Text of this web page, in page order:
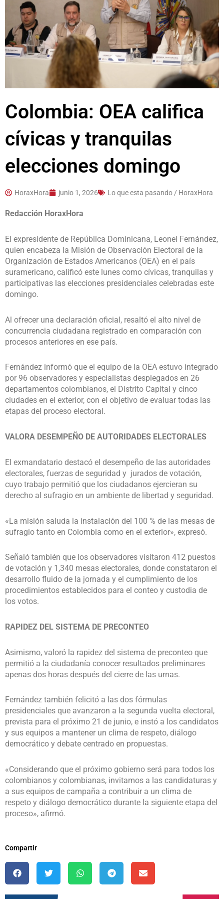
Colombia: OEA califica
cívicas y tranquilas
elecciones domingo
HoraxHora junio 1, 2026 Lo que esta pasando / HoraxHora
Redacción HoraxHora
El expresidente de República Dominicana, Leonel Fernández,
quien encabeza la Misión de Observación Electoral de la
Organización de Estados Americanos (OEA) en el país
suramericano, calificó este lunes como cívicas, tranquilas y
participativas las elecciones presidenciales celebradas este
domingo.
Al ofrecer una declaración oficial, resaltó el alto nivel de
concurrencia ciudadana registrado en comparación con
procesos anteriores en ese país.
Fernández informó que el equipo de la OEA estuvo integrado
por 96 observadores y especialistas desplegados en 26
departamentos colombianos, el Distrito Capital y cinco
ciudades en el exterior, con el objetivo de evaluar todas las
etapas del proceso electoral.
VALORA DESEMPEÑO DE AUTORIDADES ELECTORALES
El exmandatario destacó el desempeño de las autoridades
electorales, fuerzas de seguridad y jurados de votación,
cuyo trabajo permitió que los ciudadanos ejercieran su
derecho al sufragio en un ambiente de libertad y seguridad.
«La misión saluda la instalación del 100 % de las mesas de
sufragio tanto en Colombia como en el exterior», expresó.
Señaló también que los observadores visitaron 412 puestos
de votación y 1,340 mesas electorales, donde constataron el
desarrollo fluido de la jornada y el cumplimiento de los
procedimientos establecidos para el conteo y custodia de
los votos.
RAPIDEZ DEL SISTEMA DE PRECONTEO
Asimismo, valoró la rapidez del sistema de preconteo que
permitió a la ciudadanía conocer resultados preliminares
apenas dos horas después del cierre de las urnas.
Fernández también felicitó a las dos fórmulas
presidenciales que avanzaron a la segunda vuelta electoral,
prevista para el próximo 21 de junio, e instó a los candidatos
y sus equipos a mantener un clima de respeto, diálogo
democrático y debate centrado en propuestas.
«Considerando que el próximo gobierno será para todos los
colombianos y colombianas, invitamos a las candidaturas y
a sus equipos de campaña a contribuir a un clima de
respeto y diálogo democrático durante la siguiente etapa del
proceso», afirmó.
Compartir